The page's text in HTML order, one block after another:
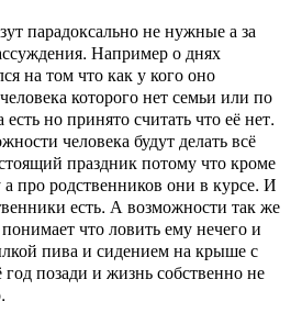
парадоксально не нужные а за
Например о днях
на том что как у кого оно
которого нет семьи или по
но принято считать что её нет.
человека будут делать всё
праздник потому что кроме
а про родственников они в курсе. И
есть. А возможности так же
что ловить ему нечего и
пива и сидением на крыше с
позади и жизнь собственно не